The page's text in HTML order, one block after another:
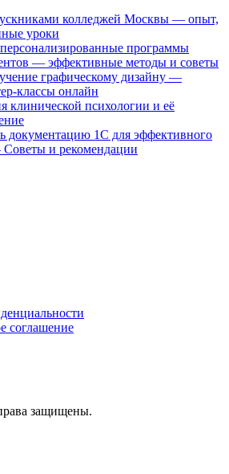
колледжей Москвы — опыт,
уроки
персонализированные программы
— эффективные методы и советы
графическому дизайну —
классы онлайн
клинической психологии и её
документацию 1С для эффективного
и рекомендации
соглашение
защищены.